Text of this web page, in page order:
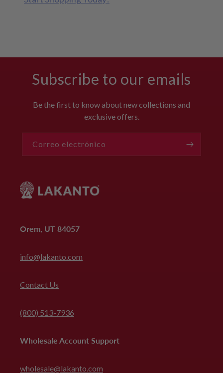
Subscribe to our emails
Be the first to know about new collections and
exclusive offers.
Correo electrónico
Orem, UT 84057
info@lakanto.com
Contact Us
(800) 513-7936
Wholesale Account Support
wholesale@lakanto.com